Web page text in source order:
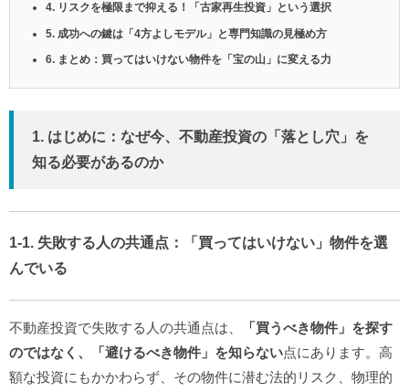
4. リスクを極限まで抑える！「古家再生投資」という選択
5. 成功への鍵は「4方よしモデル」と専門知識の見極め方
6. まとめ：買ってはいけない物件を「宝の山」に変える力
1. はじめに：なぜ今、不動産投資の「落とし穴」を
知る必要があるのか
1-1. 失敗する人の共通点：「買ってはいけない」物件を選
んでいる
不動産投資で失敗する人の共通点は、
「買うべき物件」を探す
のではなく、「避けるべき物件」を知らない点にあります。高
額な投資にもかかわらず、その物件に潜む法的リスク、物理的